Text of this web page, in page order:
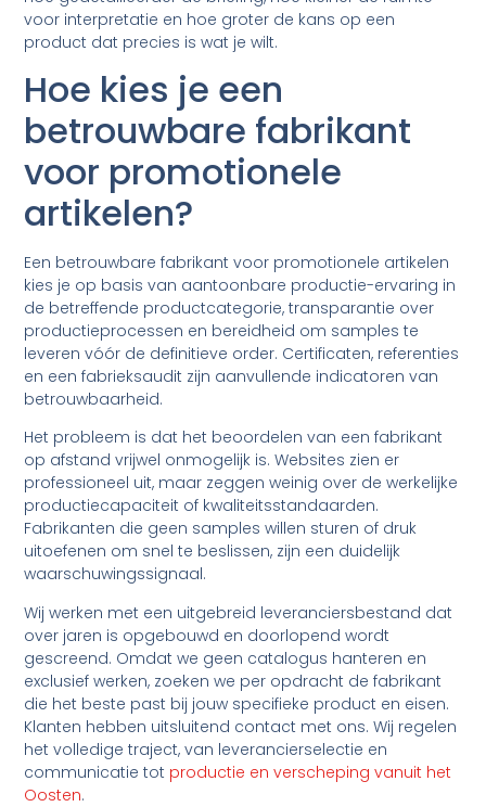
voor interpretatie en hoe groter de kans op een
product dat precies is wat je wilt.
Hoe kies je een
betrouwbare fabrikant
voor promotionele
artikelen?
Een betrouwbare fabrikant voor promotionele artikelen
kies je op basis van aantoonbare productie-ervaring in
de betreffende productcategorie, transparantie over
productieprocessen en bereidheid om samples te
leveren vóór de definitieve order. Certificaten, referenties
en een fabrieksaudit zijn aanvullende indicatoren van
betrouwbaarheid.
Het probleem is dat het beoordelen van een fabrikant
op afstand vrijwel onmogelijk is. Websites zien er
professioneel uit, maar zeggen weinig over de werkelijke
productiecapaciteit of kwaliteitsstandaarden.
Fabrikanten die geen samples willen sturen of druk
uitoefenen om snel te beslissen, zijn een duidelijk
waarschuwingssignaal.
Wij werken met een uitgebreid leveranciersbestand dat
over jaren is opgebouwd en doorlopend wordt
gescreend. Omdat we geen catalogus hanteren en
exclusief werken, zoeken we per opdracht de fabrikant
die het beste past bij jouw specifieke product en eisen.
Klanten hebben uitsluitend contact met ons. Wij regelen
het volledige traject, van leverancierselectie en
communicatie tot productie en verscheping vanuit het
Oosten.